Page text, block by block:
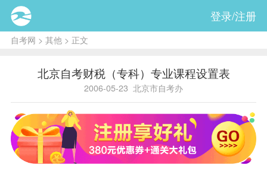
登录/注册
自考网 > 其他 > 正文
北京自考财税（专科）专业课程设置表
2006-05-23 北京市自考办